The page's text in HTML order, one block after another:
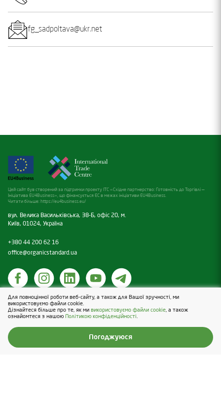
fg_sadpoltava@ukr.net
вул. Велика Васильківська, 38-Б, офіс 20, м.
Київ, 01024, Україна
Цей сайт був створений за підтримки проекту ITC «Східне партнерство: Готовність до Торгівлі —
Ініціатива EU4Business», що фінансується ЕС в межах ініціативи EU4Business.
Читати більше: https://eu4business.eu/
+380 44 200 62 16
office@organicstandard.ua
Політика щодо cookies
Політика конфіденційності
Для повноцінної роботи веб-сайту, а також для Вашої зручності, ми
використовуємо файли cookie.
Дізнайтеся більше про те, як ми використовуємо файли cookie, а також
ознайомтеся з нашою
Політикою конфіденційності.
Погоджуюся